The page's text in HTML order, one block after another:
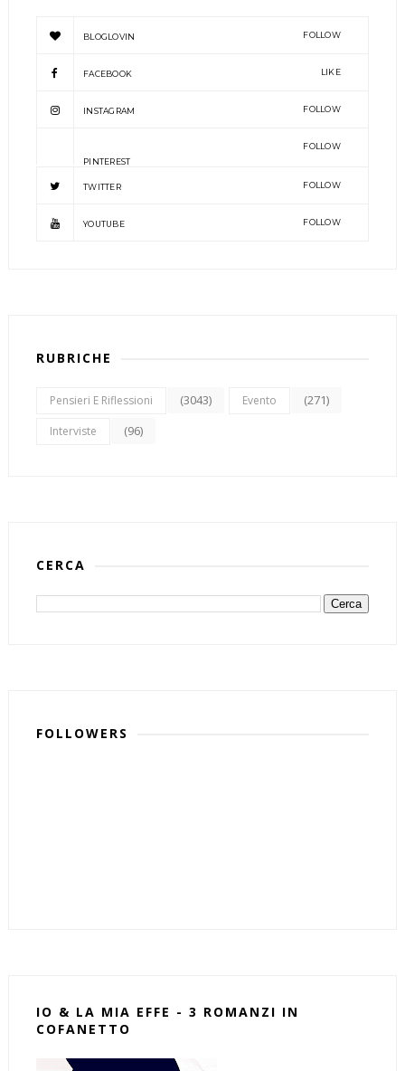
BLOGLOVIN FOLLOW
FACEBOOK LIKE
INSTAGRAM FOLLOW
PINTEREST
FOLLOW
TWITTER FOLLOW
YOUTUBE FOLLOW
RUBRICHE
Pensieri E Riflessioni (3043) Evento (271)
Interviste (96)
CERCA
FOLLOWERS
IO & LA MIA EFFE - 3 ROMANZI IN
COFANETTO